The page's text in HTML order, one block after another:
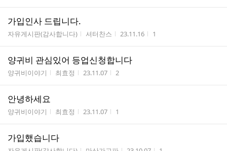
가입인사 드립니다.
게시판명
자유게시판(감사합니다) 작성자
셔터찬스 작성시간
23.11.16 조회수
1
양귀비 관심있어 등업신청합니다
게시판명
양귀비이야기 작성자
최효정 작성시간
23.11.07 조회수
2
안녕하세요
게시판명
양귀비이야기 작성자
최효정 작성시간
23.11.07 조회수
1
가입했습니다